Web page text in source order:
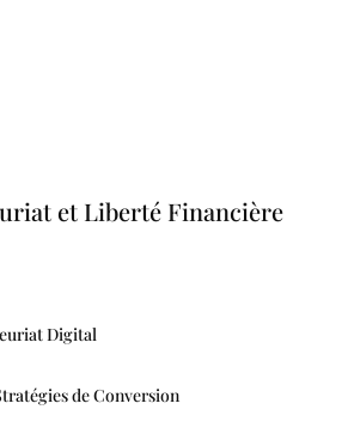
et Liberté Financière
Digital
de Conversion